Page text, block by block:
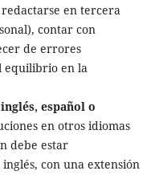
en tercera
contar con
de errores
equilibrio en la
inglés, español o
en otros idiomas
debe estar
con una extensión